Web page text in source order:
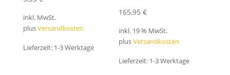
inkl. MwSt.
plusVersandkosten
Lieferzeit: 1-3 Werktage
165,95€
inkl. 19 % MwSt.
plusVersandkosten
Lieferzeit: 1-3 Werktage